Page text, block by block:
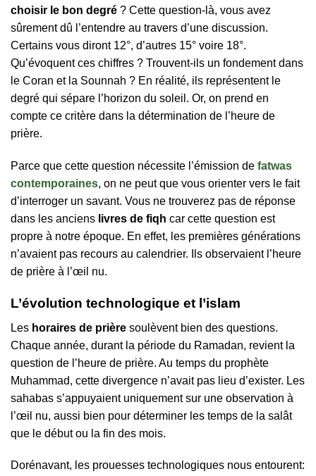
choisir le bon degré ? Cette question-là, vous avez
sûrement dû l’entendre au travers d’une discussion.
Certains vous diront 12°, d’autres 15° voire 18°.
Qu’évoquent ces chiffres ? Trouvent-ils un fondement dans
le Coran et la Sounnah ? En réalité, ils représentent le
degré qui sépare l’horizon du soleil. Or, on prend en
compte ce critère dans la détermination de l’heure de
prière.
Parce que cette question nécessite l’émission de fatwas
contemporaines, on ne peut que vous orienter vers le fait
d’interroger un savant. Vous ne trouverez pas de réponse
dans les anciens livres de fiqh car cette question est
propre à notre époque. En effet, les premières générations
n’avaient pas recours au calendrier. Ils observaient l’heure
de prière à l’œil nu.
L’évolution technologique et l’islam
Les horaires de prière soulèvent bien des questions.
Chaque année, durant la période du Ramadan, revient la
question de l’heure de prière. Au temps du prophète
Muhammad, cette divergence n’avait pas lieu d’exister. Les
sahabas s’appuyaient uniquement sur une observation à
l’œil nu, aussi bien pour déterminer les temps de la salât
que le début ou la fin des mois.
Dorénavant, les prouesses technologiques nous entourent: